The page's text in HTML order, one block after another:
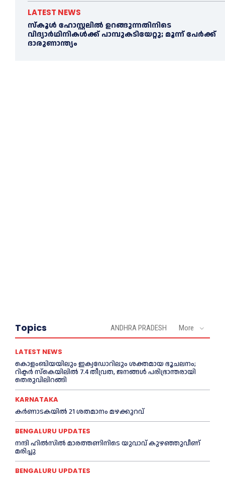
LATEST NEWS
സ്കൂള്‍ ഹോസ്റ്റലിൽ ഉറങ്ങുന്നതിനിടെ
വിദ്യാർഥിനികൾക്ക് പാമ്പുകടിയേറ്റു; മൂന്ന് പേര്‍ക്ക്
ദാരുണാന്ത്യം
Topics ANDHRA PRADESH More
LATEST NEWS
കൊളംബിയയിലും ഇക്വഡോറിലും ശക്തമായ ഭൂചലനം;
റിക്ടര്‍ സ്‌കെയിലില്‍ 7.4 തീവ്രത, ജനങ്ങൾ പരിഭ്രാന്തരായി
തെരുവിലിറങ്ങി
KARNATAKA
കർണാടകയിൽ 21 ശതമാനം മഴക്കുറവ്
BENGALURU UPDATES
നന്ദി ഹിൽസിൽ മാരത്തണിനിടെ യുവാവ് കുഴഞ്ഞുവീണ്
മരിച്ചു
BENGALURU UPDATES